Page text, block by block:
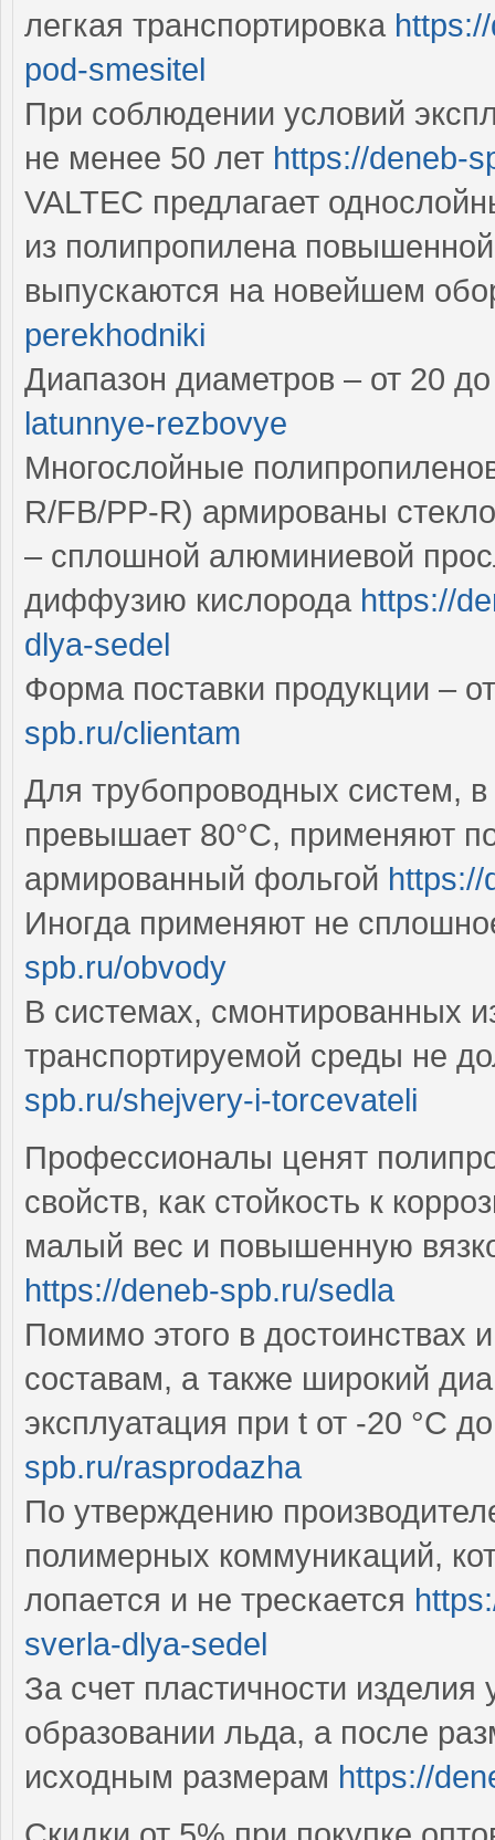
легкая транспортировка
pod-smesitel
При соблюдении условий
не менее 50 лет https://deneb-
VALTEC предлагает
из полипропилена
выпускаются на новейшем
perekhodniki
Диапазон диаметров – от 20
latunnye-rezbovye
Многослойные
R/FB/PP-R) армированы
– сплошной алюминиевой
диффузию кислорода https://
dlya-sedel
Форма поставки продукции –
spb.ru/clientam
Для трубопроводных систем,
превышает 80°C, применяют
армированный фольгой https://
Иногда применяют не
spb.ru/obvody
В системах, смонтированных
транспортируемой среды не
spb.ru/shejvery-i-torcevateli
Профессионалы ценят
свойств, как стойкость к
малый вес и повышенную
https://deneb-spb.ru/sedla
Помимо этого в достоинствах
составам, а также широкий
эксплуатация при t от -20 °C
spb.ru/rasprodazha
По утверждению
полимерных коммуникаций,
лопается и не трескается
sverla-dlya-sedel
За счет пластичности
образовании льда, а после
исходным размерам https://